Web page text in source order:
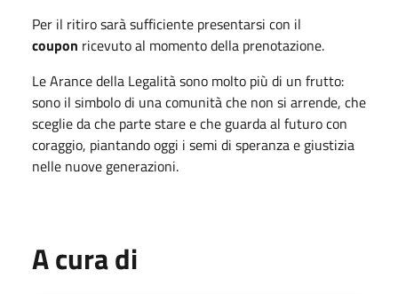
Per il ritiro sarà sufficiente presentarsi con il
coupon ricevuto al momento della prenotazione.
Le Arance della Legalità sono molto più di un frutto:
sono il simbolo di una comunità che non si arrende, che
sceglie da che parte stare e che guarda al futuro con
coraggio, piantando oggi i semi di speranza e giustizia
nelle nuove generazioni.
A cura di